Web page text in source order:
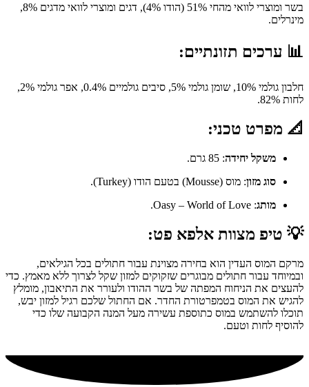
בשר ומוצרי לוואי מהחי 51% (הודו 4%), דגים ומוצרי לוואי מדגים 8%,
מינרלים.
📊 ערכים תזונתיים:
חלבון גולמי 10%, שומן גולמי 5%, סיבים גולמיים 0.4%, אפר גולמי 2%,
לחות 82%.
📐 מפרט טכני:
משקל יחידה: 85 גרם.
סוג מזון: מוס (Mousse) בטעם הודו (Turkey).
מותג: Oasy – World of Love.
💡 טיפ מצוות אלפא פט:
מרקם המוס העדין הוא בחירה מצוינת עבור חתולים בכל הגילאים,
ובמיוחד עבור חתולים מבוגרים שזקוקים למזון שקל לצרוך ללא מאמץ. כדי
להעצים את הניחוח המפתה של בשר ההודו ולעורר את התיאבון, מומלץ
להגיש את המוס בטמפרטורת החדר. אם החתול שלכם רגיל למזון יבש,
תוכלו להשתמש במוס כתוספת עשירה מעל המנה הקבועה שלו כדי
להוסיף לחות וטעם.